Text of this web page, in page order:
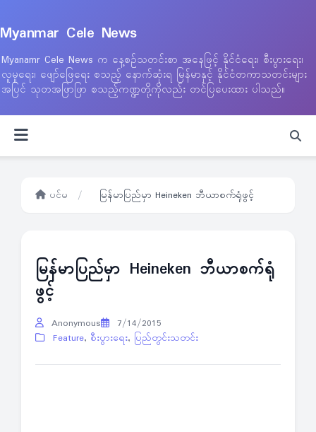
Myanmar Cele News
Myanamr Cele News က နေ့စဉ်သတင်းစာ အနေဖြင့် နိုင်ငံရေး၊ စီးပွားရေး၊
လူမှုရေး၊ ဖျော်ဖြေရေး စသည့် နောက်ဆုံးရ မြန်မာနှင့် နိုင်ငံတကာသတင်းများ
အပြင် သုတအဖြာဖြာ စသည့်ကဏ္ဍတို့ကိုလည်း တင်ပြပေးထား ပါသည်။
ပင်မ / မြန်မာပြည်မှာ Heineken ဘီယာစက်ရုံဖွင့်
မြန်မာပြည်မှာ Heineken ဘီယာစက်ရုံ
ဖွင့်
Anonymous
7/14/2015
Feature, စီးပွားရေး, ပြည်တွင်းသတင်း